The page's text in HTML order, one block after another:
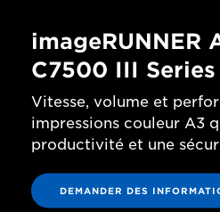
imageRUNNER
C7500 III Series
Vitesse, volume et
impressions couleur A3
productivité et une
DEMANDER DES